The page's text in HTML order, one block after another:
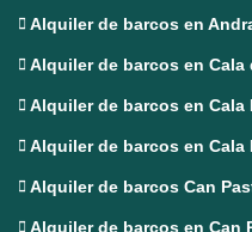
Alquiler de barcos en
Alquiler de barcos en Cala
Alquiler de barcos en Cala
Alquiler de barcos en Cala
Alquiler de barcos Can
Alquiler de barcos en Can